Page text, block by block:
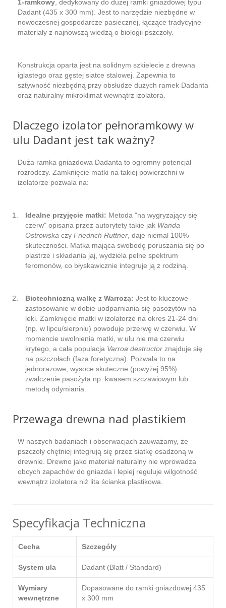
1-ramkowy , dedykowany do dużej ramki gniazdowej typu
Dadant (435 x 300 mm). Jest to narzędzie niezbędne w
nowoczesnej gospodarcze pasiecznej, łączące tradycyjne
materiały z najnowszą wiedzą o biologii pszczoły.
Konstrukcja oparta jest na solidnym szkielecie z drewna
iglastego oraz gęstej siatce stalowej. Zapewnia to
sztywność niezbędną przy obsłudze dużych ramek Dadanta
oraz naturalny mikroklimat wewnątrz izolatora.
Dlaczego izolator pełnoramkowy w
ulu Dadant jest tak ważny?
Duża ramka gniazdowa Dadanta to ogromny potencjał
rozrodczy. Zamknięcie matki na takiej powierzchni w
izolatorze pozwala na:
Idealne przyjęcie matki: Metoda "na wygryzający się
czerw" opisana przez autorytety takie jak Wanda
Ostrowska czy Friedrich Ruttner , daje niemal 100%
skuteczności. Matka mająca swobodę poruszania się po
plastrze i składania jaj, wydziela pełne spektrum
feromonów, co błyskawicznie integruje ją z rodziną.
Biotechniczną walkę z Warrozą: Jest to kluczowe
zastosowanie w dobie uodparniania się pasożytów na
leki. Zamknięcie matki w izolatorze na okres 21-24 dni
(np. w lipcu/sierpniu) powoduje przerwę w czerwiu. W
momencie uwolnienia matki, w ulu nie ma czerwiu
krytego, a cała populacja Varroa destructor znajduje się
na pszczołach (faza foretyczna). Pozwala to na
jednorazowe, wysoce skuteczne (powyżej 95%)
zwalczenie pasożyta np. kwasem szczawiowym lub
metodą odymiania.
Przewaga drewna nad plastikiem
W naszych badaniach i obserwacjach zauważamy, że
pszczoły chętniej integrują się przez siatkę osadzoną w
drewnie. Drewno jako materiał naturalny nie wprowadza
obcych zapachów do gniazda i lepiej reguluje wilgotność
wewnątrz izolatora niż lita ścianka plastikowa.
Specyfikacja Techniczna
Cecha Szczegóły
System ula Dadant (Blatt / Standard)
Wymiary
wewnętrzne
Dopasowane do ramki gniazdowej 435
x 300 mm